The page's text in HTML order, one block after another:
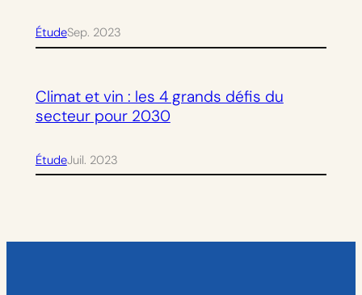
ÉtudeSep. 2023
Climat et vin : les 4 grands défis du
secteur pour 2030
ÉtudeJuil. 2023